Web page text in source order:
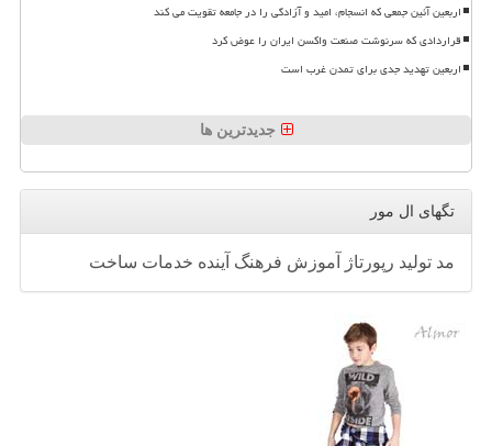
اربعین آئین جمعی که انسجام، امید و آزادگی را در جامعه تقویت می کند
قراردادی که سرنوشت صنعت واکسن ایران را عوض کرد
اربعین تهدید جدی برای تمدن غرب است
جدیدترین ها
تگهای ال مور
مد تولید رپورتاژ آموزش فرهنگ آینده خدمات ساخت